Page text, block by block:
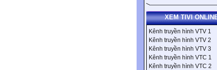
XEM TIVI
Kênh truyền hình VTV 1
Kênh truyền hình VTV 2
Kênh truyền hình VTV 3
Kênh truyền hình VTC 1
Kênh truyền hình VTC 2